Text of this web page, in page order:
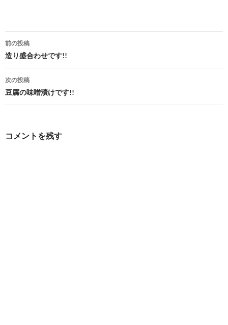
投
稿
ナ
ビ
前の投稿
造り盛合わせです!!
次の投稿
豆腐の味噌漬けです!!
コメントを残す